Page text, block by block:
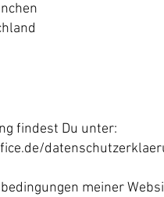
findest Du unter:
meiner